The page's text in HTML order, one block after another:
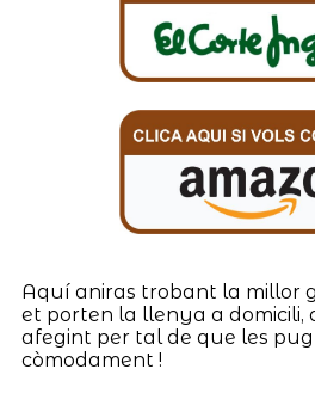
Aquí aniras trobant la millor
et porten la llenya a domicili,
afegint per tal de que les
còmodament !